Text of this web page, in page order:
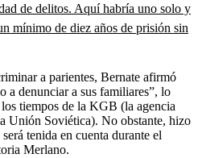
de delitos. Aquí habría uno solo y
mínimo de diez años de prisión sin
a parientes, Bernate afirmó
a denunciar a sus familiares”, lo
tiempos de la KGB (la agencia
Unión Soviética). No obstante, hizo
tenida en cuenta durante el
Merlano.